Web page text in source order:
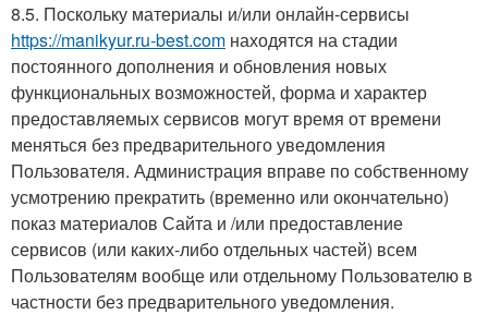
8.5. Поскольку материалы и/или онлайн-сервисы
https://manikyur.ru-best.com находятся на стадии
постоянного дополнения и обновления новых
функциональных возможностей, форма и характер
предоставляемых сервисов могут время от времени
меняться без предварительного уведомления
Пользователя. Администрация вправе по собственному
усмотрению прекратить (временно или окончательно)
показ материалов Сайта и /или предоставление
сервисов (или каких-либо отдельных частей) всем
Пользователям вообще или отдельному Пользователю в
частности без предварительного уведомления.